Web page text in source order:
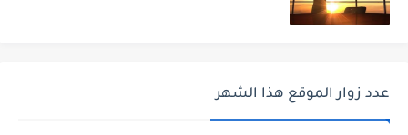
عدد زوار الموقع هذا الشهر